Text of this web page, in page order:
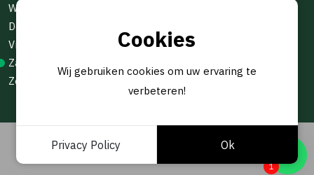
Woensdag:
Donderdag:
Vrijdag:
07:30–12:00 & 13:00–16:00
Zaterdag:
Zondag:
© 2026 -BOUW- EN HANDELSONDERNEMING M.HAVIK B.V
1
Cookies
Wij gebruiken cookies om uw ervaring te
verbeteren!
Privacy Policy Ok